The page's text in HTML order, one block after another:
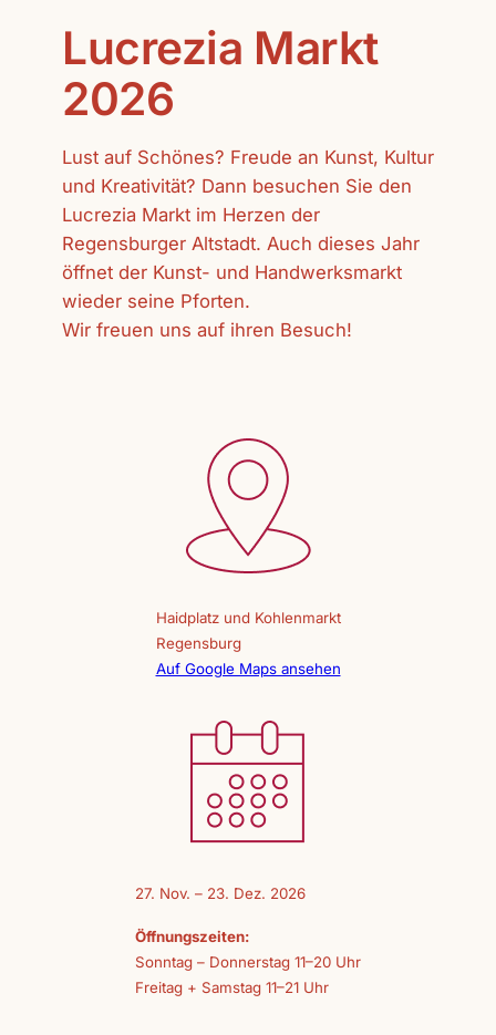
Lucrezia Markt
2026
Lust auf Schönes? Freude an Kunst, Kultur
und Kreativität? Dann besuchen Sie den
Lucrezia Markt im Herzen der
Regensburger Altstadt. Auch dieses Jahr
öffnet der Kunst- und Handwerksmarkt
wieder seine Pforten.
Wir freuen uns auf ihren Besuch!
Haidplatz und Kohlenmarkt
Regensburg
Auf Google Maps ansehen
27. Nov. – 23. Dez. 2026
Öffnungszeiten:
Sonntag – Donnerstag 11–20 Uhr
Freitag + Samstag 11–21 Uhr